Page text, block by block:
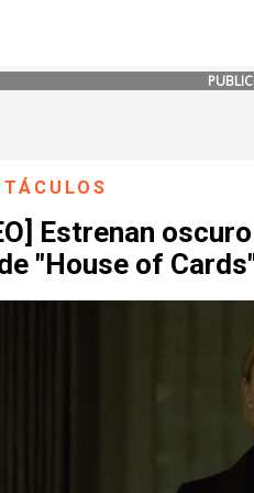
Estrenan
"House of